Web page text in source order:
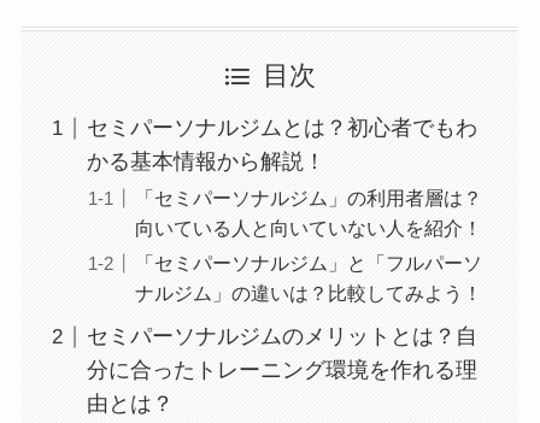
目次
セミパーソナルジムとは？初心者でもわ
かる基本情報から解説！
「セミパーソナルジム」の利用者層は？
向いている人と向いていない人を紹介！
「セミパーソナルジム」と「フルパーソ
ナルジム」の違いは？比較してみよう！
セミパーソナルジムのメリットとは？自
分に合ったトレーニング環境を作れる理
由とは？